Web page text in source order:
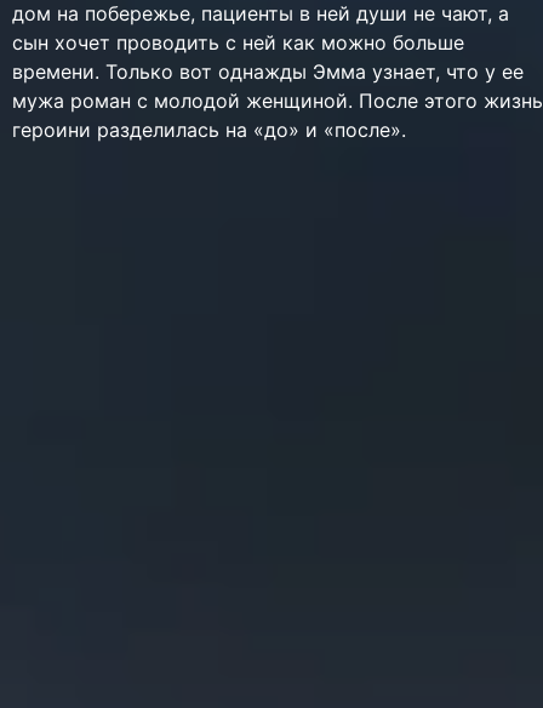
дом на побережье, пациенты в ней души не чают, а
сын хочет проводить с ней как можно больше
времени. Только вот однажды Эмма узнает, что у ее
мужа роман с молодой женщиной. После этого жизнь
героини разделилась на «до» и «после».